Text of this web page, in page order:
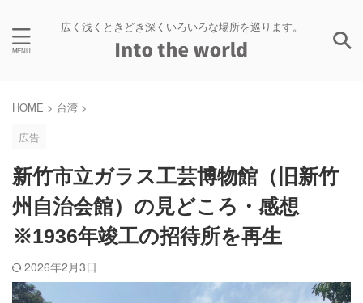
広く浅くときどき深くいろいろな場所を巡ります。
HOME > 台湾 >
広告
新竹市立ガラス工芸博物館（旧新竹
州自治会館）の見どころ・感想
※1936年竣工の招待所を再生
2026年2月3日